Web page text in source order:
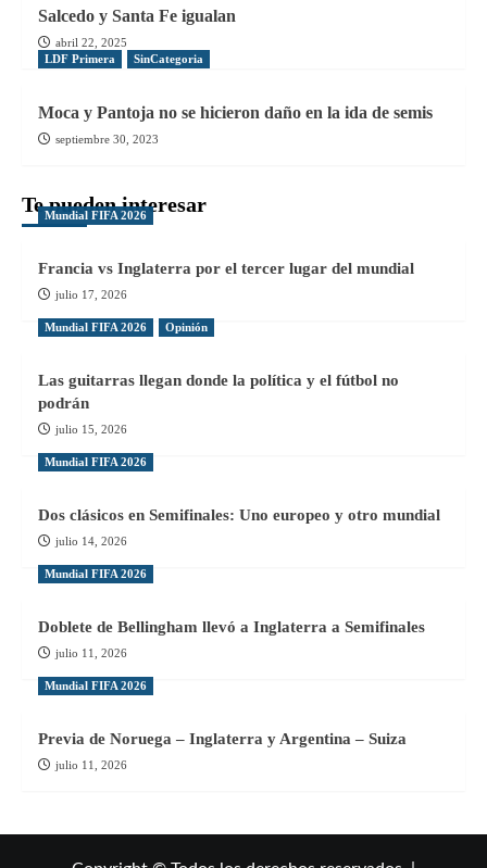
Salcedo y Santa Fe igualan
abril 22, 2025
LDF Primera
SinCategoria
Moca y Pantoja no se hicieron daño en la ida de semis
septiembre 30, 2023
Te pueden interesar
Mundial FIFA 2026
Francia vs Inglaterra por el tercer lugar del mundial
julio 17, 2026
Mundial FIFA 2026 Opinión
Las guitarras llegan donde la política y el fútbol no
podrán
julio 15, 2026
Mundial FIFA 2026
Dos clásicos en Semifinales: Uno europeo y otro mundial
julio 14, 2026
Mundial FIFA 2026
Doblete de Bellingham llevó a Inglaterra a Semifinales
julio 11, 2026
Mundial FIFA 2026
Previa de Noruega – Inglaterra y Argentina – Suiza
julio 11, 2026